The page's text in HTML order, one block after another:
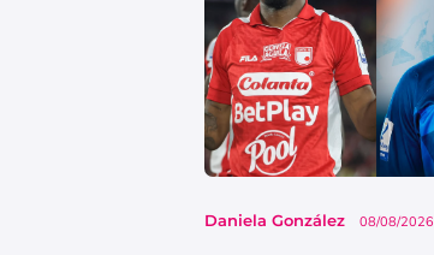
Daniela González 08/08/2026